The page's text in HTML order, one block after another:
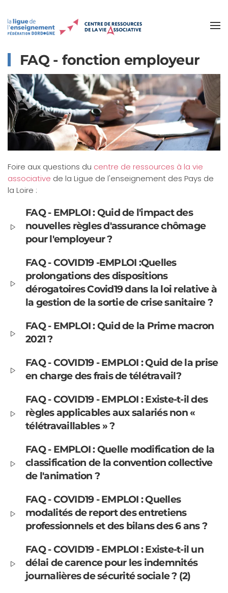
Accéder au contenu principal
FAQ - fonction employeur
Foire aux questions du centre de ressources à la vie
associative de la Ligue de l'enseignement des Pays de
la Loire :
FAQ - EMPLOI : Quid de l'impact des
nouvelles règles d'assurance chômage
pour l'employeur ?
FAQ - COVID19 -EMPLOI :Quelles
prolongations des dispositions
dérogatoires Covid19 dans la loi relative à
la gestion de la sortie de crise sanitaire ?
FAQ - EMPLOI : Quid de la Prime macron
2021 ?
FAQ - COVID19 - EMPLOI : Quid de la prise
en charge des frais de télétravail?
FAQ - COVID19 - EMPLOI : Existe-t-il des
règles applicables aux salariés non «
télétravaillables » ?
FAQ - EMPLOI : Quelle modification de la
classification de la convention collective
de l'animation ?
FAQ - COVID19 - EMPLOI : Quelles
modalités de report des entretiens
professionnels et des bilans des 6 ans ?
FAQ - COVID19 - EMPLOI : Existe-t-il un
délai de carence pour les indemnités
journalières de sécurité sociale ? (2)